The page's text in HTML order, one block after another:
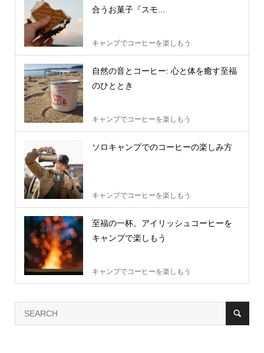
合うお菓子『スモ...
キャンプでコーヒーを楽しもう
自然の音とコーヒー: 心と体を癒す至福
のひととき
キャンプでコーヒーを楽しもう
ソロキャンプでのコーヒーの楽しみ方
キャンプでコーヒーを楽しもう
至福の一杯。アイリッシュコーヒーを
キャンプで楽しもう
キャンプでコーヒーを楽しもう